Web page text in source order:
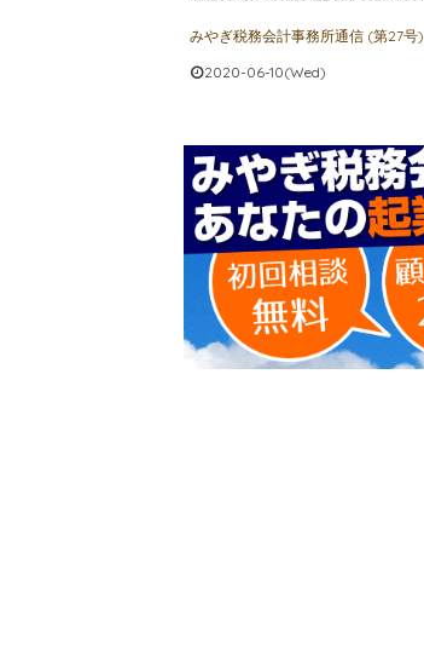
みやぎ税務会計事務所通信 (第27号)
2020-06-10(Wed)